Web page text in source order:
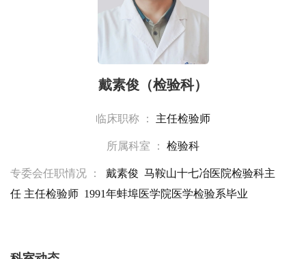
戴素俊（检验科）
临床职称 ： 主任检验师
所属科室 ： 检验科
专委会任职情况 ：
戴素俊 马鞍山十七冶医院检验科主
任 主任检验师 1991年蚌埠医学院医学检验系毕业